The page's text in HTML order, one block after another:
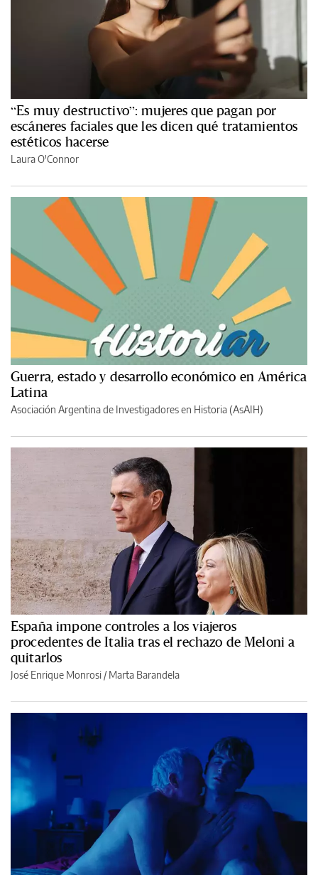
“Es muy destructivo”: mujeres que pagan por
escáneres faciales que les dicen qué tratamientos
estéticos hacerse
Laura O'Connor
Guerra, estado y desarrollo económico en América
Latina
Asociación Argentina de Investigadores en Historia (AsAIH)
España impone controles a los viajeros
procedentes de Italia tras el rechazo de Meloni a
quitarlos
José Enrique Monrosi / Marta Barandela